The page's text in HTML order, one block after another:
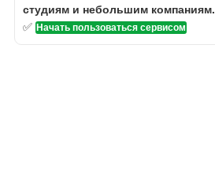
студиям и небольшим компаниям.
✅ Начать пользоваться сервисом